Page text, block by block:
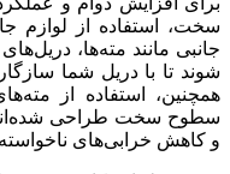
سخت، استفاده از لوازم
جانبی مانند مته‌ها،
شوند تا با دریل شما
همچنین، استفاده از
سطوح سخت طراحی
و کاهش خرابی‌های